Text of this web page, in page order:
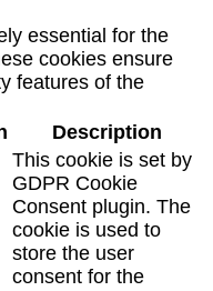
essential for the
cookies ensure
features of the
Description
This cookie is set by
GDPR Cookie
Consent plugin. The
cookie is used to
store the user
consent for the